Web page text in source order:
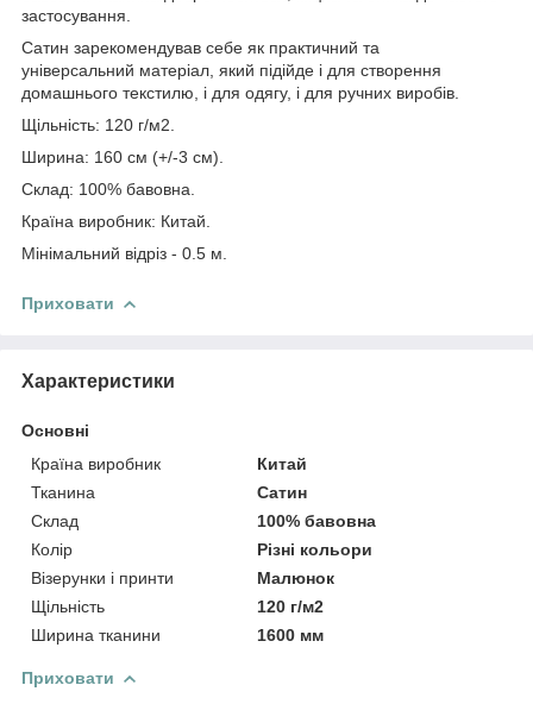
застосування.
Сатин зарекомендував себе як практичний та
універсальний матеріал, який підійде і для створення
домашнього текстилю, і для одягу, і для ручних виробів.
Щільність: 120 г/м2.
Ширина: 160 см (+/-3 см).
Склад: 100% бавовна.
Країна виробник: Китай.
Мінімальний відріз - 0.5 м.
Приховати
Характеристики
Основні
Країна виробник
Китай
Тканина
Сатин
Склад
100% бавовна
Колір
Різні кольори
Візерунки і принти
Малюнок
Щільність
120 г/м2
Ширина тканини
1600 мм
Приховати